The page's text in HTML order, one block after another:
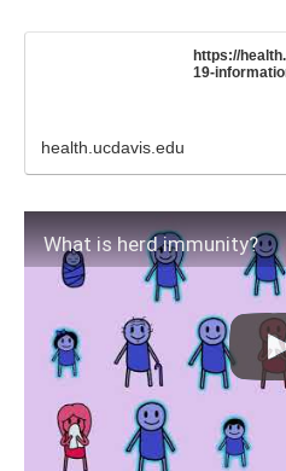
https://
19-
health.ucdavis.edu
What is herd immunity?